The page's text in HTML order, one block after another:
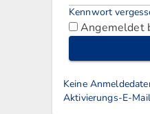
Kennwort
Angemeldet
Keine
Aktivierungs-E-